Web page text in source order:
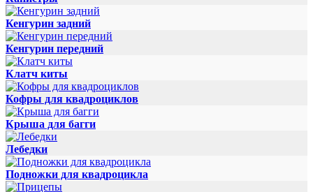
Кенгурин задний
Кенгурин передний
Клатч киты
Кофры для квадроциклов
Крыша для багги
Лебедки
Подножки для квадроцикла